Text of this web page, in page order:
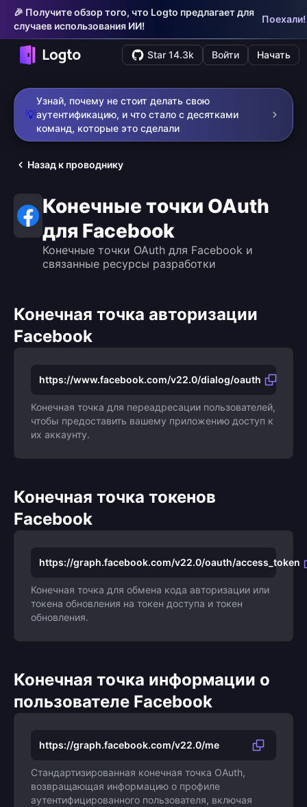
🎉 Получите обзор того, что Logto предлагает для
случаев использования ИИ!
Поехали!
Star 14.3k Войти Начать
💡
Узнай, почему не стоит делать свою
аутентификацию, и что стало с десятками
команд, которые это сделали
Назад к проводнику
Конечные точки OAuth
для Facebook
Конечные точки OAuth для Facebook и
связанные ресурсы разработки
Конечная точка авторизации
Facebook
https://www.facebook.com/v22.0/dialog/oauth
Конечная точка для переадресации пользователей,
чтобы предоставить вашему приложению доступ к
их аккаунту.
Конечная точка токенов
Facebook
https://graph.facebook.com/v22.0/oauth/access_token
Конечная точка для обмена кода авторизации или
токена обновления на токен доступа и токен
обновления.
Конечная точка информации о
пользователе Facebook
https://graph.facebook.com/v22.0/me
Стандартизированная конечная точка OAuth,
возвращающая информацию о профиле
аутентифицированного пользователя, включая